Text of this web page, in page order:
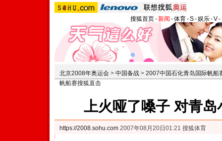
搜狐首页-新闻 -体育-S-娱乐-V-
北京2008年奥运会 > 中国备战 > 2007中国石化青岛国际帆船
帆船赛搜狐直击
上火哑了嗓子 对青
https://2008.sohu.com 2007年08月20日01:21 搜狐体育